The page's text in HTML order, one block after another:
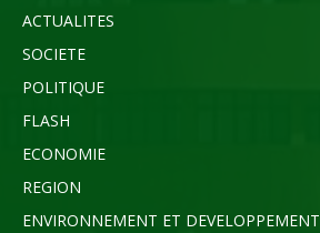
ACTUALITES
SOCIETE
POLITIQUE
FLASH
ECONOMIE
REGION
ENVIRONNEMENT ET DEVELOPPEMENT